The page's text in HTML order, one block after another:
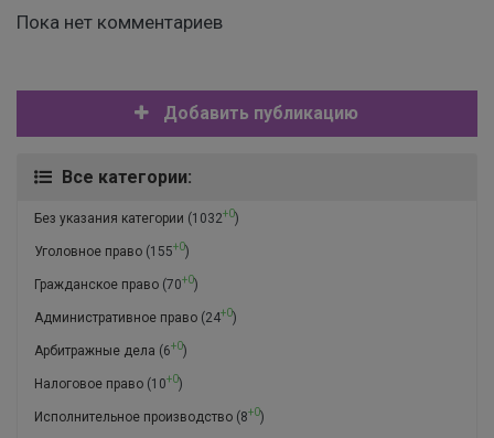
Пока нет комментариев
Добавить публикацию
Все категории:
Без указания категории (1032+0)
Уголовное право (155+0)
Гражданское право (70+0)
Административное право (24+0)
Арбитражные дела (6+0)
Налоговое право (10+0)
Исполнительное производство (8+0)